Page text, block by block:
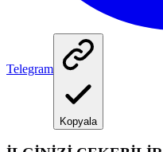
Telegram
Kopyala